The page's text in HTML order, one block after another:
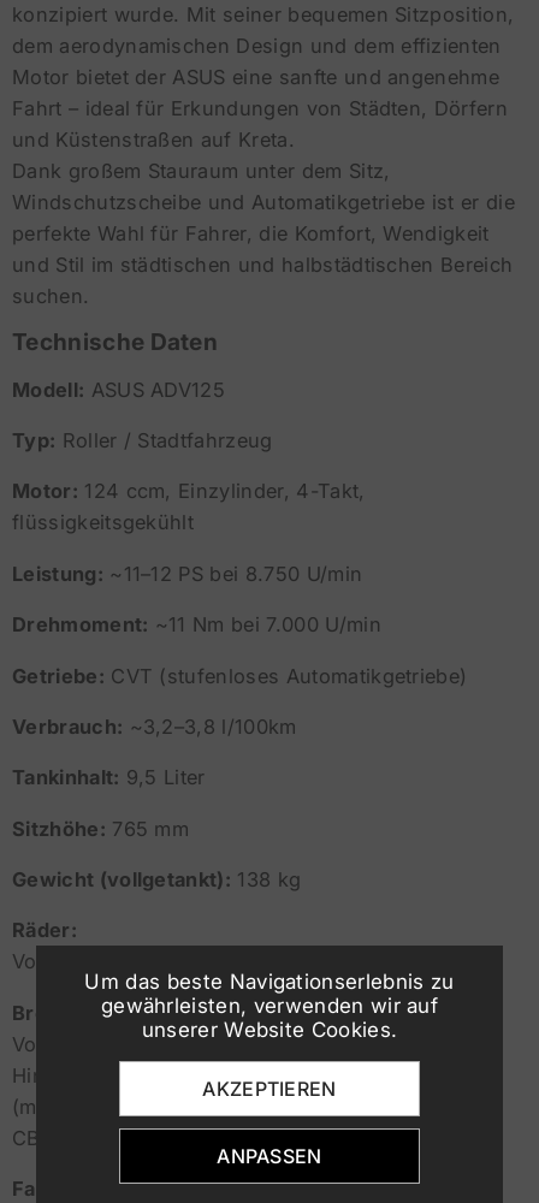
Um das beste Navigationserlebnis zu
gewährleisten, verwenden wir auf
unserer Website Cookies.
AKZEPTIEREN
ANPASSEN
konzipiert wurde. Mit seiner bequemen Sitzposition,
dem aerodynamischen Design und dem effizienten
Motor bietet der ASUS eine sanfte und angenehme
Fahrt – ideal für Erkundungen von Städten, Dörfern
und Küstenstraßen auf Kreta.
Dank großem Stauraum unter dem Sitz,
Windschutzscheibe und Automatikgetriebe ist er die
perfekte Wahl für Fahrer, die Komfort, Wendigkeit
und Stil im städtischen und halbstädtischen Bereich
suchen.
Technische Daten
Modell: ASUS ADV125
Typ: Roller / Stadtfahrzeug
Motor: 124 ccm, Einzylinder, 4-Takt,
flüssigkeitsgekühlt
Leistung: ~11–12 PS bei 8.750 U/min
Drehmoment: ~11 Nm bei 7.000 U/min
Getriebe: CVT (stufenloses Automatikgetriebe)
Verbrauch: ~3,2–3,8 l/100km
Tankinhalt: 9,5 Liter
Sitzhöhe: 765 mm
Gewicht (vollgetankt): 138 kg
Räder:
Vorne 13”, Hinten 12”
Bremsen:
Vorne: Scheibenbremse
Hinten: Scheiben- oder Trommelbremse
(modellabhängig)
CBS oder Standardbremssystem
Fahrwerk: